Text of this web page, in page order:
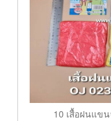
10 เสื้อฝนแข